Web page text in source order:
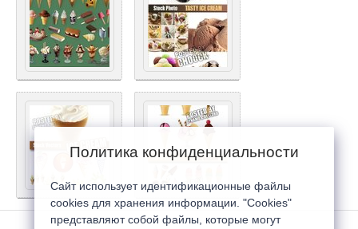
Политика конфиденциальности
Сайт использует идентификационные файлы
cookies для хранения информации. "Cookies"
представляют собой файлы, которые могут